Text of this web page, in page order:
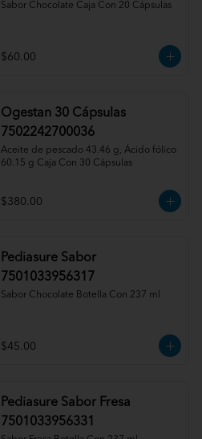
Sabor Chocolate Caja Con 20 Cápsulas
$60.00
Ogestan 30 Cápsulas
7502242700036
Aceite de pescado 43.46 g, Ácido fólico
60.15 g Caja Con 30 Cápsulas
$380.00
Pediasure Sabor
7501033956317
Sabor Chocolate Botella Con 237 ml
$45.00
Pediasure Sabor Fresa
7501033956331